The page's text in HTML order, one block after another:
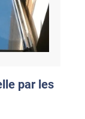
par les